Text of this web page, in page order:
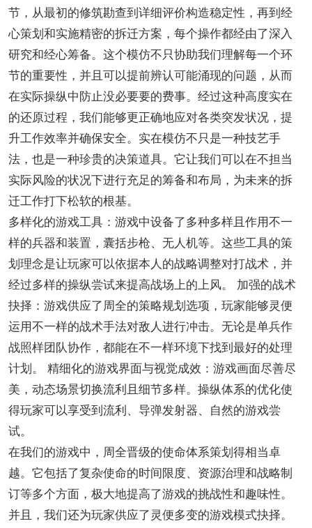
节，从最初的修筑勘查到详细评价构造稳定性，再到经
心策划和实施精密的拆迁方案，每个操作都经由了深入
研究和经心筹备。这个模仿不只协助我们理解每一个环
节的重要性，并且可以提前辨认可能涌现的问题，从而
在实际操纵中防止没必要要的费事。经过这种高度实在
的还原过程，我们能够更正确地应对各类突发状况，提
升工作效率并确保安全。实在模仿不只是一种技艺手
法，也是一种珍贵的决策道具。它让我们可以在不担当
实际风险的状况下进行充足的筹备和布局，为未来的拆
迁工作打下松软的根基。
多样化的游戏工具：游戏中设备了多种多样且作用不一
样的兵器和装置，囊括步枪、无人机等。这些工具的策
划理念是让玩家可以依据本人的战略调整对打战术，并
经过多样的操纵尝试来提高战场上的上风。 加强的战术
抉择：游戏供应了周全的策略规划选项，玩家能够灵便
运用不一样的战术手法对敌人进行冲击。无论是单兵作
战照样团队协作，都能在不一样环境下找到最好的处理
计划。 精细化的游戏界面与视觉成效：游戏画面尽善尽
美，动态场景切换流利且细节多样。操纵体系的优化使
得玩家可以享受到流利、导弹发射器、自然的游戏尝
试。
在我们的游戏中，周全晋级的使命体系策划得相当卓
越。它包括了复杂使命的时间限度、资源治理和战略制
订等多个方面，极大地提高了游戏的挑战性和趣味性。
并且，我们还为玩家供应了灵便多变的游戏模式抉择。